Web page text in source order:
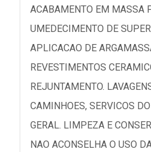
ACABAMENTO EM MASSA
UMEDECIMENTO DE
APLICACAO DE
REVESTIMENTOS
REJUNTAMENTO.
CAMINHOES, SERVICOS
GERAL. LIMPEZA E
NAO ACONSELHA O USO